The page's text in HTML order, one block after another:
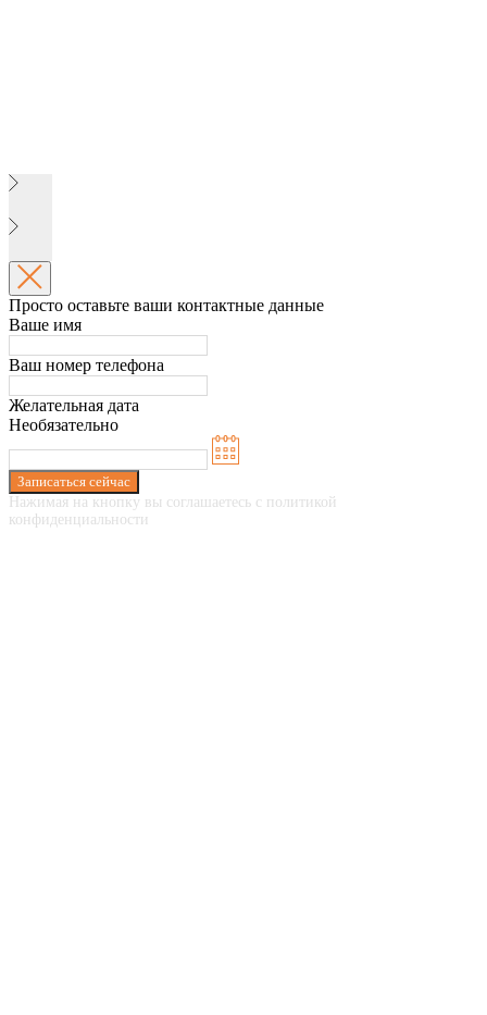
Просто оставьте ваши контактные данные
Ваше имя
Ваш номер телефона
Желательная дата
Необязательно
Записаться сейчас
Нажимая на кнопку вы соглашаетесь с политикой
конфиденциальности